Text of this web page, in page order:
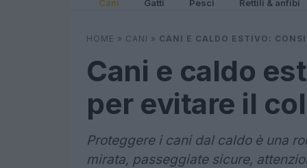
Cani Gatti Pesci Rettili & anfibi
HOME » CANI » CANI E CALDO ESTIVO:
Cani e caldo
per evitare il
Proteggere i cani dal caldo è una
mirata, passeggiate sicure,